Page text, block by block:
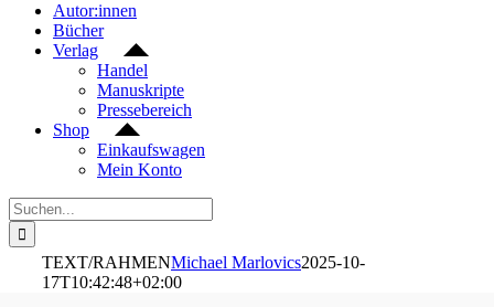
Autor:innen
Bücher
Verlag
Handel
Manuskripte
Pressebereich
Shop
Einkaufswagen
Mein Konto
Suche
nach:
TEXT/RAHMENMichael Marlovics2025-10-
17T10:42:48+02:00